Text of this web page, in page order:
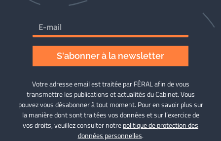
S'abonner à la newsletter
Votre adresse email est traitée par FÉRAL afin de vous
transmettre les publications et actualités du Cabinet. Vous
pouvez vous désabonner à tout moment. Pour en savoir plus sur
la manière dont sont traitées vos données et sur l’exercice de
vos droits, veuillez consulter notrepolitique de protection des
données personnelles.